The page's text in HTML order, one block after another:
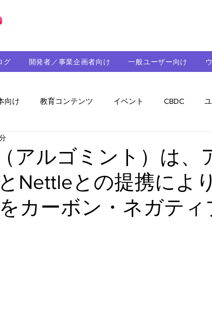
グ 開発者／事業企画者向け 一般ユーザー向け
向け 教育コンテンツ イベント CBDC
持続可能性 メルマガ 技術開発 ガバナンス
アルゴミント）は、
Nettleとの提携によ
カーボン・ネガティ